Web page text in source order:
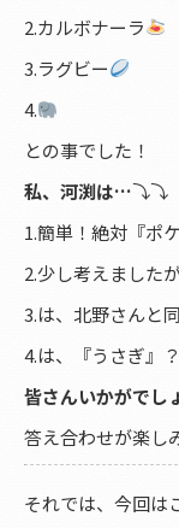
2.カルボナーラ
3.ラグビー
4.
との事でした！
私、河渕は…⤵︎⤵︎
1.簡単！絶対『ポ
2.少し考えました
3.は、北野さんと
4.は、『うさぎ』
皆さんいかがでし
答え合わせが楽し
それでは、今回は